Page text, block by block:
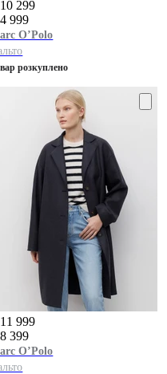
299
999
O’Polo
розкуплено
999
399
O’Polo